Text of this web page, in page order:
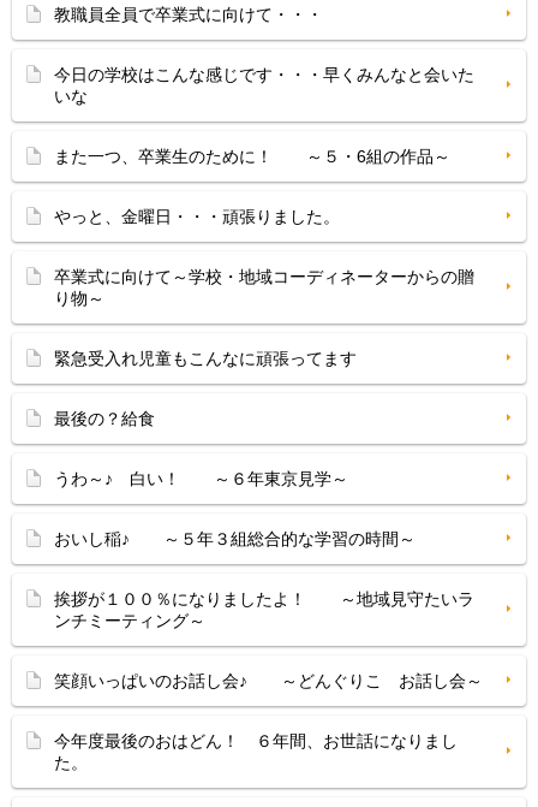
教職員全員で卒業式に向けて・・・
今日の学校はこんな感じです・・・早くみんなと会いた
いな
また一つ、卒業生のために！ ～５・6組の作品～
やっと、金曜日・・・頑張りました。
卒業式に向けて～学校・地域コーディネーターからの贈
り物～
緊急受入れ児童もこんなに頑張ってます
最後の？給食
うわ～♪ 白い！ ～６年東京見学～
おいし稲♪ ～５年３組総合的な学習の時間～
挨拶が１００％になりましたよ！ ～地域見守たいラ
ンチミーティング～
笑顔いっぱいのお話し会♪ ～どんぐりこ お話し会～
今年度最後のおはどん！ ６年間、お世話になりまし
た。